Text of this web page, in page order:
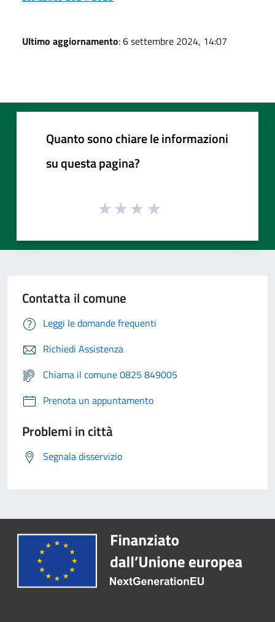
Ultimo aggiornamento: 6 settembre 2024, 14:07
Quanto sono chiare le informazioni
su questa pagina?
Contatta il comune
Leggi le domande frequenti
Richiedi Assistenza
Chiama il comune 0825 849005
Prenota un appuntamento
Problemi in città
Segnala disservizio